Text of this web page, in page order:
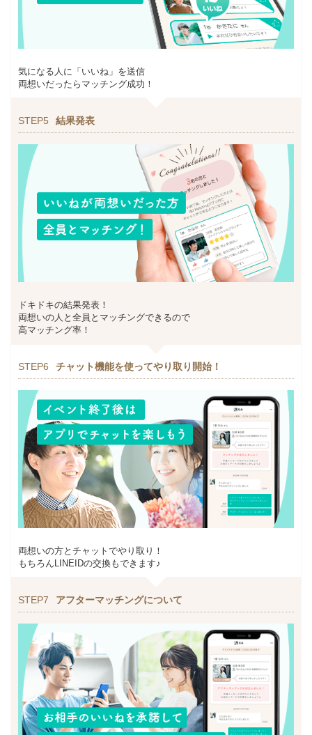
気になる人に「いいね」を送信
両想いだったらマッチング成功！
STEP5 結果発表
ドキドキの結果発表！
両想いの人と全員とマッチングできるので
高マッチング率！
STEP6 チャット機能を使ってやり取り開始！
両想いの方とチャットでやり取り！
もちろんLINEIDの交換もできます♪
STEP7 アフターマッチングについて